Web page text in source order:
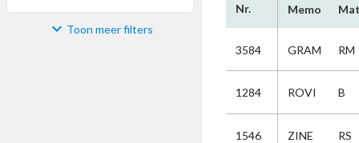
Materiaal Toon meer filters
Nr. Memo
3584 GRAM RM
1284 ROVI B
1546 ZINE RS